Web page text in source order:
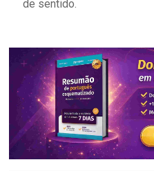
de sentido.